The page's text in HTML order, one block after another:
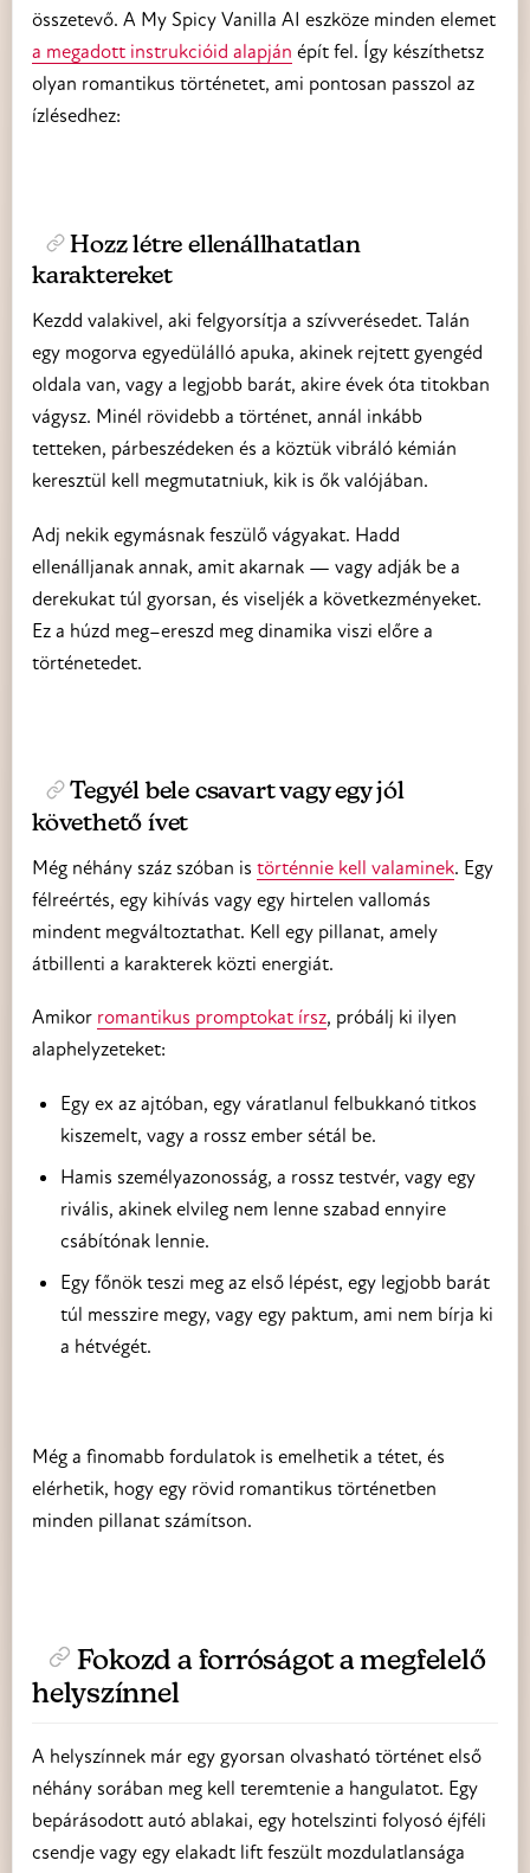
összetevő. A My Spicy Vanilla AI eszköze minden elemet
a megadott instrukcióid alapján épít fel. Így készíthetsz
olyan romantikus történetet, ami pontosan passzol az
ízlésedhez:
Hozz létre ellenállhatatlan
karaktereket
Kezdd valakivel, aki felgyorsítja a szívverésedet. Talán
egy mogorva egyedülálló apuka, akinek rejtett gyengéd
oldala van, vagy a legjobb barát, akire évek óta titokban
vágysz. Minél rövidebb a történet, annál inkább
tetteken, párbeszédeken és a köztük vibráló kémián
keresztül kell megmutatniuk, kik is ők valójában.
Adj nekik egymásnak feszülő vágyakat. Hadd
ellenálljanak annak, amit akarnak — vagy adják be a
derekukat túl gyorsan, és viseljék a következményeket.
Ez a húzd meg–ereszd meg dinamika viszi előre a
történetedet.
Tegyél bele csavart vagy egy jól
követhető ívet
Még néhány száz szóban is történnie kell valaminek. Egy
félreértés, egy kihívás vagy egy hirtelen vallomás
mindent megváltoztathat. Kell egy pillanat, amely
átbillenti a karakterek közti energiát.
Amikor romantikus promptokat írsz, próbálj ki ilyen
alaphelyzeteket:
Egy ex az ajtóban, egy váratlanul felbukkanó titkos
kiszemelt, vagy a rossz ember sétál be.
Hamis személyazonosság, a rossz testvér, vagy egy
rivális, akinek elvileg nem lenne szabad ennyire
csábítónak lennie.
Egy főnök teszi meg az első lépést, egy legjobb barát
túl messzire megy, vagy egy paktum, ami nem bírja ki
a hétvégét.
Még a finomabb fordulatok is emelhetik a tétet, és
elérhetik, hogy egy rövid romantikus történetben
minden pillanat számítson.
Fokozd a forróságot a megfelelő
helyszínnel
A helyszínnek már egy gyorsan olvasható történet első
néhány sorában meg kell teremtenie a hangulatot. Egy
bepárásodott autó ablakai, egy hotelszinti folyosó éjféli
csendje vagy egy elakadt lift feszült mozdulatlansága